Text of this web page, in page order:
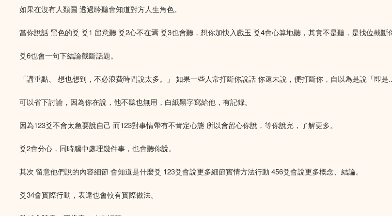
如果在沒有人類圖 透過聆聽會知道對方人生角色。
當你說話 黑色的爻 爻1 留意聽 爻2心不在焉 爻3也會聽，想你加快入戲玉 爻4會心算地聽，其實不是聽，是找位截斷
爻6也會一句下結論截斷話題。
「講重點、 想也想到，不必浪費時間說太多。」 如果一些人常打斷你說話 你還未說，便打斷你，自以為是說「即是
可以省下討論，因為你在說，他不聽也無用，白紙黑字寫給他，有記録。
因為123爻不會太急要說自己 而123對事情帶有不肯定心態 所以會留心你說，等你說完，了解更多。
爻2會分心，同時腦中處理幾件事，也會聽你說。
其次 留意他們說的內容細節 會知道是什麼爻 123爻會說更多細節實情方法行動 456爻會說更多概念、結論。
爻34會實際行動，表達也會較有實際做法。